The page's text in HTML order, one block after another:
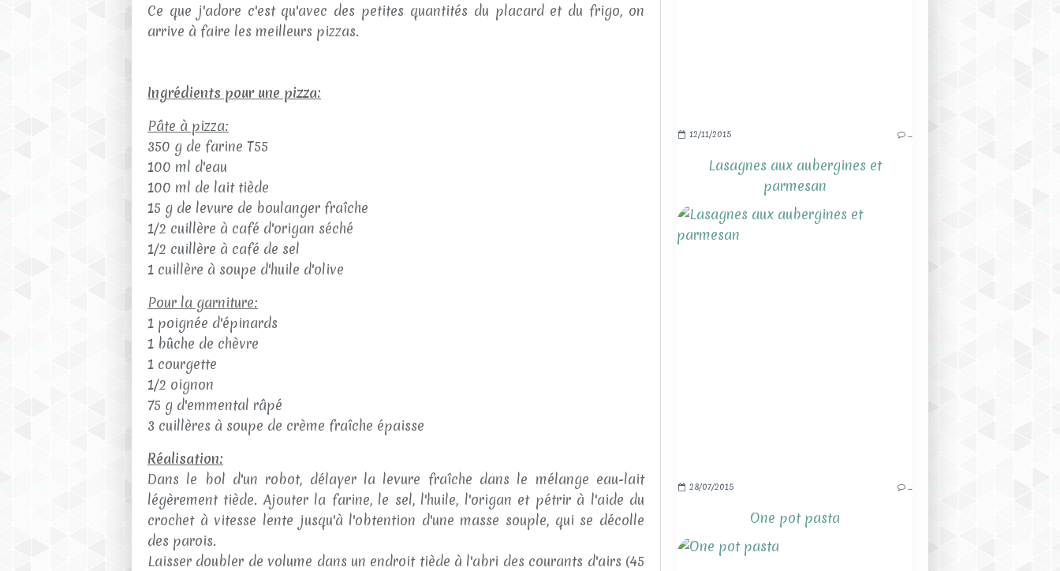
Ce que j'adore c'est qu'avec des petites quantités du placard et du frigo, on
arrive à faire les meilleurs pizzas.
Ingrédients pour une pizza:
Pâte à pizza:
350 g de farine T55
100 ml d'eau
100 ml de lait tiède
15 g de levure de boulanger fraîche
1/2 cuillère à café d'origan séché
1/2 cuillère à café de sel
1 cuillère à soupe d'huile d'olive
Pour la garniture:
1 poignée d'épinards
1 bûche de chèvre
1 courgette
1/2 oignon
75 g d'emmental râpé
3 cuillères à soupe de crème fraîche épaisse
Réalisation:
Dans le bol d'un robot, délayer la levure fraîche dans le mélange eau-lait
légèrement tiède. Ajouter la farine, le sel, l'huile, l'origan et pétrir à l'aide du
crochet à vitesse lente jusqu'à l'obtention d'une masse souple, qui se décolle
des parois.
Laisser doubler de volume dans un endroit tiède à l'abri des courants d'airs (45
12/11/2015 …
Lasagnes aux aubergines et
parmesan
28/07/2015 …
One pot pasta